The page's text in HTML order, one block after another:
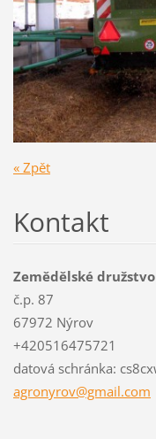
« Zpět
Kontakt
Zemědělské
č.p. 87
67972 Nýrov
+420516475721
datová schránka:
agronyrov@gmail.com